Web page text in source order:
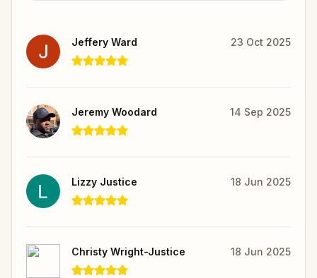
Jeffery Ward 23 Oct 2025
Jeremy Woodard 14 Sep 2025
Lizzy Justice 18 Jun 2025
Christy Wright-Justice 18 Jun 2025